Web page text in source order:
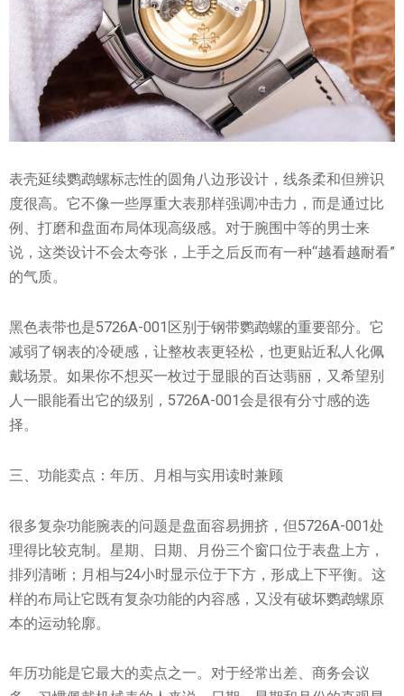
表壳延续鹦鹉螺标志性的圆角八边形设计，线条柔和但辨识
度很高。它不像一些厚重大表那样强调冲击力，而是通过比
例、打磨和盘面布局体现高级感。对于腕围中等的男士来
说，这类设计不会太夸张，上手之后反而有一种“越看越耐看”
的气质。
黑色表带也是5726A-001区别于钢带鹦鹉螺的重要部分。它
减弱了钢表的冷硬感，让整枚表更轻松，也更贴近私人化佩
戴场景。如果你不想买一枚过于显眼的百达翡丽，又希望别
人一眼能看出它的级别，5726A-001会是很有分寸感的选
择。
三、功能卖点：年历、月相与实用读时兼顾
很多复杂功能腕表的问题是盘面容易拥挤，但5726A-001处
理得比较克制。星期、日期、月份三个窗口位于表盘上方，
排列清晰；月相与24小时显示位于下方，形成上下平衡。这
样的布局让它既有复杂功能的内容感，又没有破坏鹦鹉螺原
本的运动轮廓。
年历功能是它最大的卖点之一。对于经常出差、商务会议